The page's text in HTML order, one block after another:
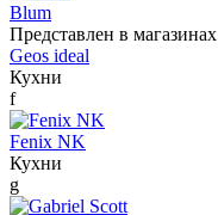
Blum
Представлен в магазинах
Geos ideal
Кухни
f
Fenix NK
Кухни
g